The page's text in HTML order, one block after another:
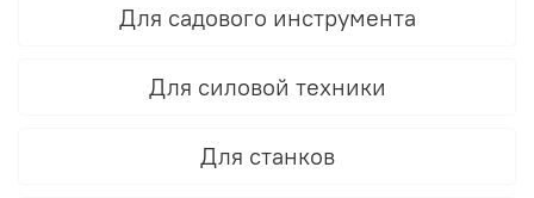
Для садового инструмента
Для силовой техники
Для станков